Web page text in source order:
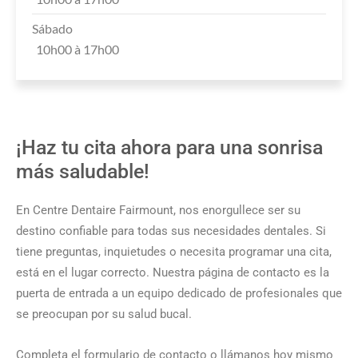
Sábado
10h00 à 17h00
¡Haz tu cita ahora para una sonrisa
más saludable!
En Centre Dentaire Fairmount, nos enorgullece ser su
destino confiable para todas sus necesidades dentales. Si
tiene preguntas, inquietudes o necesita programar una cita,
está en el lugar correcto. Nuestra página de contacto es la
puerta de entrada a un equipo dedicado de profesionales que
se preocupan por su salud bucal.